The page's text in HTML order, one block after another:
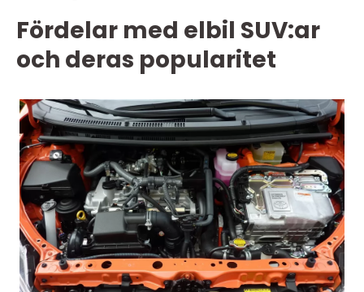
Fördelar med elbil SUV:ar
och deras popularitet